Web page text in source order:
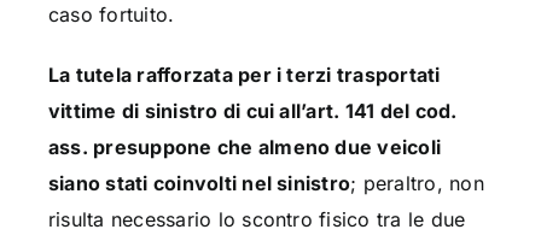
caso fortuito.
La tutela rafforzata per i terzi trasportati
vittime di sinistro di cui all’art. 141 del cod.
ass. presuppone che almeno due veicoli
siano stati coinvolti nel sinistro; peraltro, non
risulta necessario lo scontro fisico tra le due